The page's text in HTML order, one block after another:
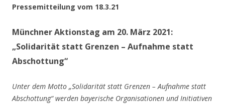
Pressemitteilung vom 18.3.21
Münchner Aktionstag am 20. März 2021:
„Solidarität statt Grenzen – Aufnahme statt
Abschottung“
Unter dem Motto „Solidarität statt Grenzen – Aufnahme statt
Abschottung“ werden bayerische Organisationen und Initiativen